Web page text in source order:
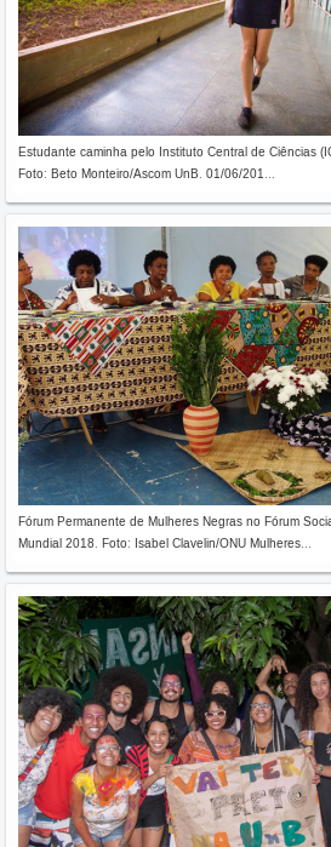
Estudante caminha pelo Instituto Central de Ciências
Foto: Beto Monteiro/Ascom UnB. 01/06/201...
Fórum Permanente de Mulheres Negras no Fórum
Mundial 2018. Foto: Isabel Clavelin/ONU Mulheres...